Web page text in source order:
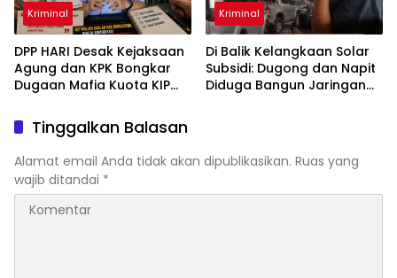
Kriminal
DPP HARI Desak Kejaksaan
Agung dan KPK Bongkar
Dugaan Mafia Kuota KIP
hingga Kampus Penerima
Diperiksa
Kriminal
Di Balik Kelangkaan Solar
Subsidi: Dugong dan Napit
Diduga Bangun Jaringan
Tinggalkan Balasan
Alamat email Anda tidak akan dipublikasikan. Ruas yang
wajib ditandai *